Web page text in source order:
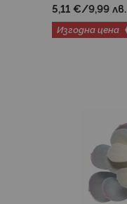
5,11 €/9,99 лв.
Изгодна цена